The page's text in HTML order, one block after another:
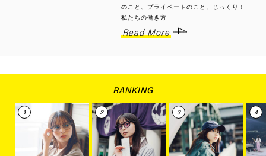
のこと、プライベートのこと、じっくり！
私たちの働き方
Read More
RANKING